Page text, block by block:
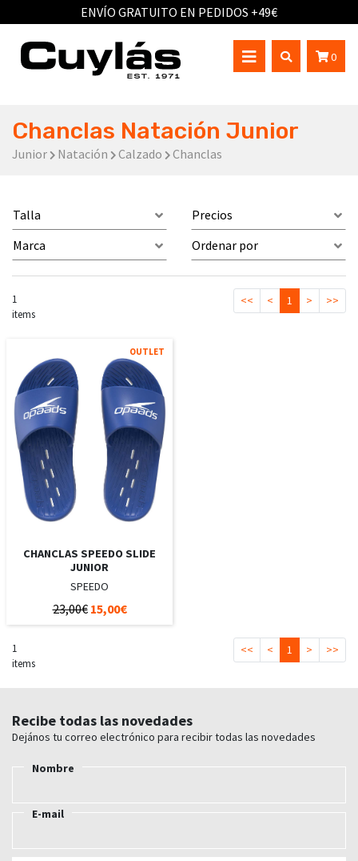
ENVÍO GRATUITO EN PEDIDOS +49€
0
Chanclas Natación Junior
Junior Natación Calzado Chanclas
Talla
Precios
Marca
Ordenar por
1
items
<< < 1 > >>
OUTLET
CHANCLAS SPEEDO SLIDE
JUNIOR
SPEEDO
23,00€ 15,00€
1
items
<< < 1 > >>
Recibe todas las novedades
Dejános tu correo electrónico para recibir todas las novedades
Nombre
E-mail